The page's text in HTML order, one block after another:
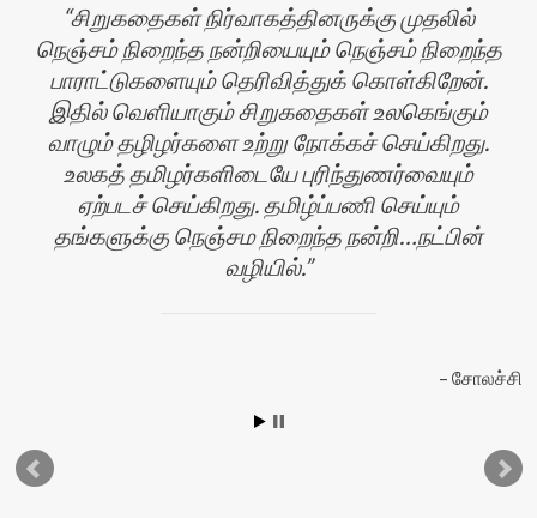
சிறுகதைகள் நிர்வாகத்தினருக்கு முதலில்
நெஞ்சம் நிறைந்த நன்றியையும் நெஞ்சம் நிறைந்த
பாராட்டுகளையும் தெரிவித்துக் கொள்கிறேன்.
இதில் வெளியாகும் சிறுகதைகள் உலகெங்கும்
வாழும் தழிழர்களை உற்று நோக்கச் செய்கிறது.
உலகத் தமிழர்களிடையே புரிந்துணர்வையும்
ஏற்படச் செய்கிறது. தமிழ்ப்பணி செய்யும்
தங்களுக்கு நெஞ்சம நிறைந்த நன்றி…நட்பின்
வழியில்.
சோலச்சி